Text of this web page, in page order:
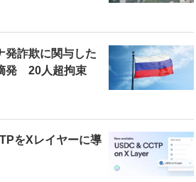
発詐欺に関与した
発 20人超拘束
をXレイヤーに導